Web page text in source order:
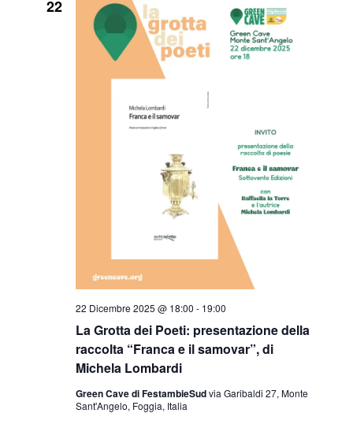
22
La Grotta dei Poeti: presentazione della
raccolta “Franca e il samovar”, di
Michela Lombardi
22 Dicembre 2025 @ 18:00 - 19:00
Green Cave di FestambieSudvia Garibaldi 27, Monte
Sant'Angelo, Foggia, Italia